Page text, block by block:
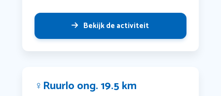
Bekijk de activiteit
‍♀️Ruurlo ong. 19.5 km